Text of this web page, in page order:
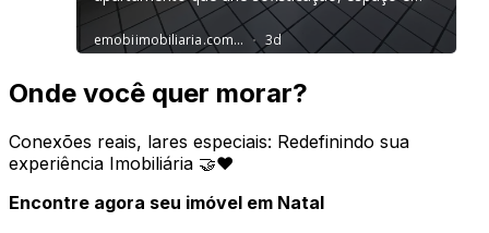
Onde você quer morar?
Conexões reais, lares especiais: Redefinindo sua
experiência Imobiliária 🤝❤️
Encontre agora seu imóvel em Natal